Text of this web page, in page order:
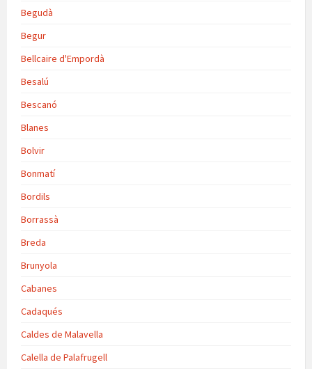
Begudà
Begur
Bellcaire d'Empordà
Besalú
Bescanó
Blanes
Bolvir
Bonmatí
Bordils
Borrassà
Breda
Brunyola
Cabanes
Cadaqués
Caldes de Malavella
Calella de Palafrugell